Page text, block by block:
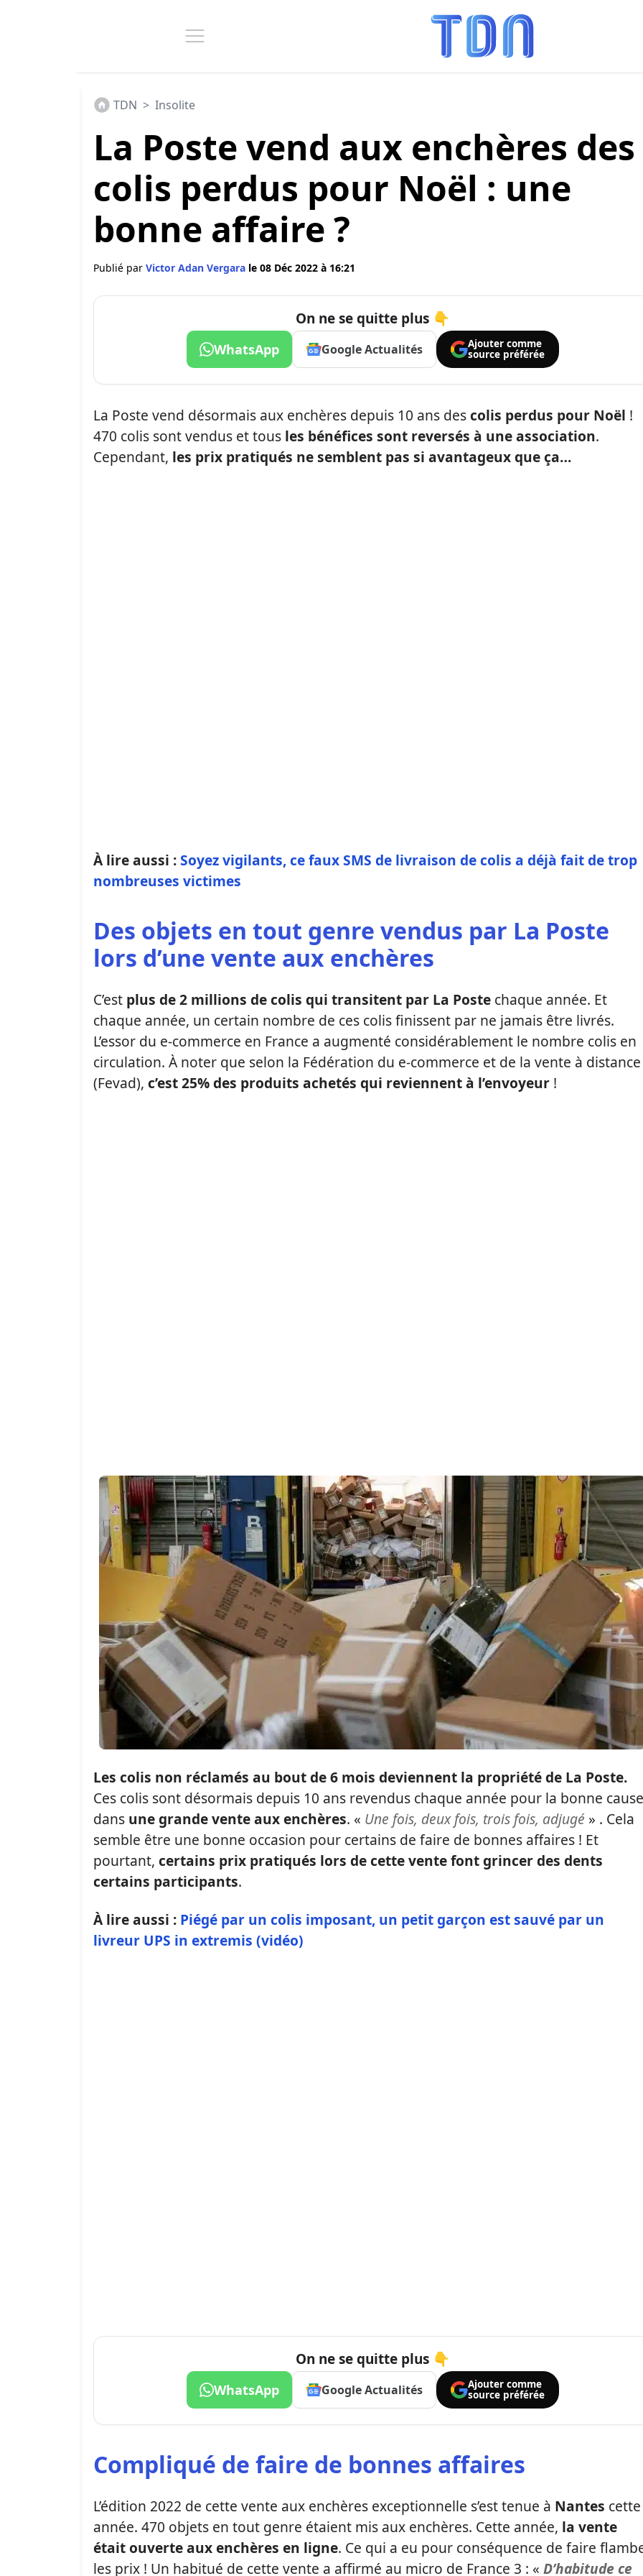
TDN > Insolite
La Poste vend aux enchères des
colis perdus pour Noël : une
bonne affaire ?
Publié par Victor Adan Vergara le 08 Déc 2022 à 16:21
On ne se quitte plus 👇
WhatsApp Google Actualités
Ajouter comme
source préférée
La Poste vend désormais aux enchères depuis 10 ans descolis perdus pour Noël !
470 colis sont vendus et tous les bénéfices sont reversés à une association.
Cependant, les prix pratiqués ne semblent pas si avantageux que ça…
À lire aussi :Soyez vigilants, ce faux SMS de livraison de colis a déjà fait de trop
nombreuses victimes
Des objets en tout genre vendus par La Poste
lors d’une vente aux enchères
C’est plus de 2 millions de colis qui transitent par La Poste chaque année. Et
chaque année, un certain nombre de ces colis finissent par ne jamais être livrés.
L’essor du e-commerce en France a augmenté considérablement le nombre colis en
circulation. À noter que selon la Fédération du e-commerce et de la vente à distance
(Fevad), c’est 25% des produits achetés qui reviennent à l’envoyeur !
Les colis non réclamés au bout de 6 mois deviennent la propriété de La Poste.
Ces colis sont désormais depuis 10 ans revendus chaque année pour la bonne cause
dans une grande vente aux enchères. « Une fois, deux fois, trois fois, adjugé » . Cela
semble être une bonne occasion pour certains de faire de bonnes affaires ! Et
pourtant, certains prix pratiqués lors de cette vente font grincer des dents
certains participants.
À lire aussi : Piégé par un colis imposant, un petit garçon est sauvé par un
livreur UPS in extremis (vidéo)
On ne se quitte plus 👇
WhatsApp Google Actualités
Ajouter comme
source préférée
Compliqué de faire de bonnes affaires
L’édition 2022 de cette vente aux enchères exceptionnelle s’est tenue à Nantes cette
année. 470 objets en tout genre étaient mis aux enchères. Cette année, la vente
était ouverte aux enchères en ligne. Ce qui a eu pour conséquence de faire
les prix ! Un habitué de cette vente a affirmé au micro de France 3 : « D’habitude ce